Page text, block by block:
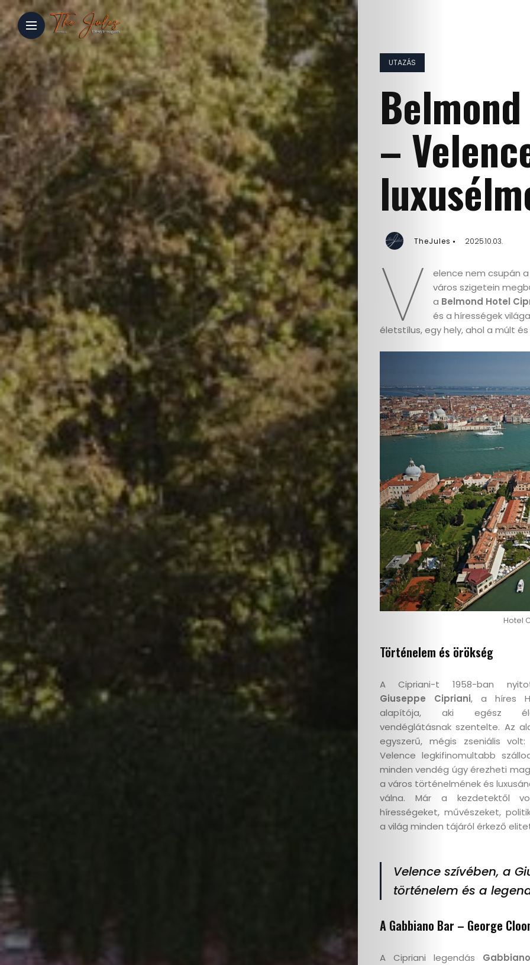
UTAZÁS
–
TheJules 2025.10.03.
V
elence nem csupán
város szigetein
a Belmond Hotel
és a hírességek
életstílus, egy hely, ahol a múlt
Hotel
Történelem és örökség
A Cipriani-t 1958-ban
Giuseppe Cipriani, a híres
alapítója, aki egész
vendéglátásnak szentelte. Az
egyszerű, mégis zseniális volt:
Velence legkifinomultabb
minden vendég úgy érezheti
a város történelmének és
válna. Már a kezdetektől
hírességeket, művészeket,
a világ minden tájáról érkező
Velence szívében, a
történelem és a
A Gabbiano Bar – George
A Cipriani legendás